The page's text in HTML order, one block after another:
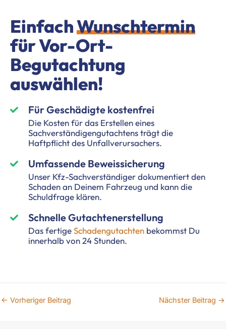
EinfachWunschtermin
für Vor-Ort-
Begutachtung
auswählen!
Für Geschädigte kostenfrei
Die Kosten für das Erstellen eines
Sachverständigengutachtens trägt die
Haftpflicht des Unfallverursachers.
Umfassende Beweissicherung
Unser Kfz-Sachverständiger dokumentiert den
Schaden an Deinem Fahrzeug und kann die
Schuldfrage klären.
Schnelle Gutachtenerstellung
Das fertige Schadengutachten bekommst Du
innerhalb von 24 Stunden.
← Vorheriger Beitrag Nächster Beitrag →